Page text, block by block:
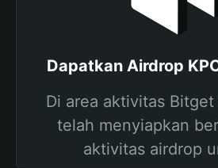
Dapatkan Airdrop
Di area aktivitas
telah menyiapkan
aktivitas airdrop